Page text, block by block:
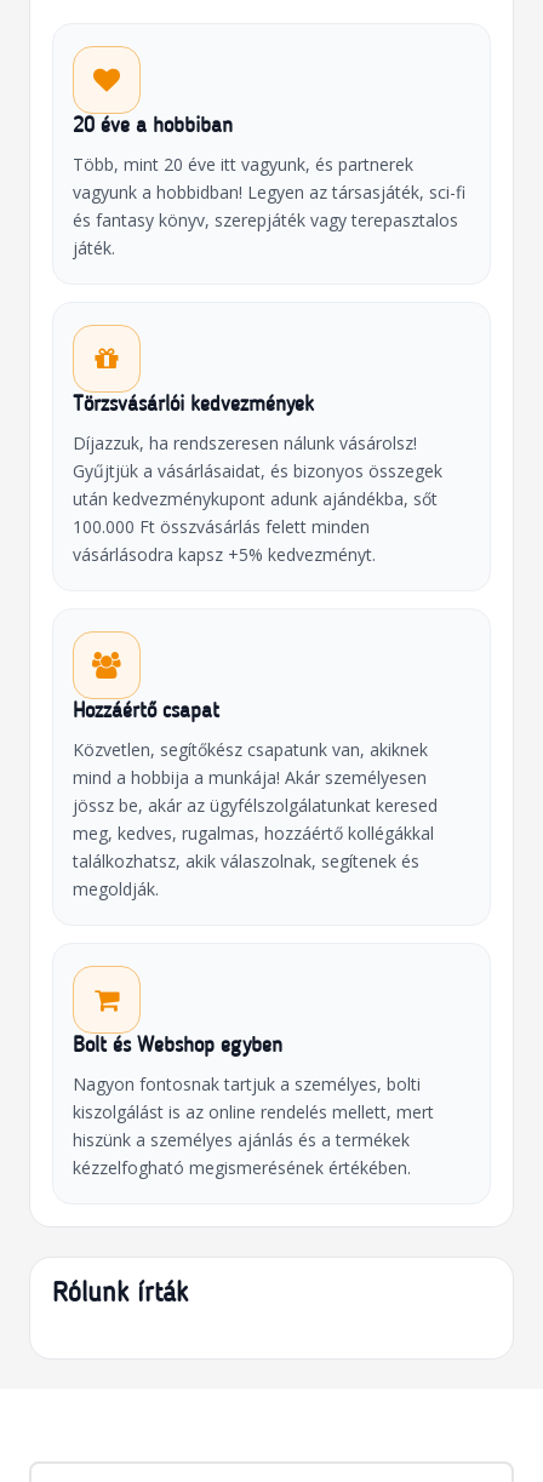
20 éve a hobbiban
Több, mint 20 éve itt vagyunk, és partnerek
vagyunk a hobbidban! Legyen az társasjáték, sci-fi
és fantasy könyv, szerepjáték vagy terepasztalos
játék.
Törzsvásárlói kedvezmények
Díjazzuk, ha rendszeresen nálunk vásárolsz!
Gyűjtjük a vásárlásaidat, és bizonyos összegek
után kedvezménykupont adunk ajándékba, sőt
100.000 Ft összvásárlás felett minden
vásárlásodra kapsz +5% kedvezményt.
Hozzáértő csapat
Közvetlen, segítőkész csapatunk van, akiknek
mind a hobbija a munkája! Akár személyesen
jössz be, akár az ügyfélszolgálatunkat keresed
meg, kedves, rugalmas, hozzáértő kollégákkal
találkozhatsz, akik válaszolnak, segítenek és
megoldják.
Bolt és Webshop egyben
Nagyon fontosnak tartjuk a személyes, bolti
kiszolgálást is az online rendelés mellett, mert
hiszünk a személyes ajánlás és a termékek
kézzelfogható megismerésének értékében.
Rólunk írták